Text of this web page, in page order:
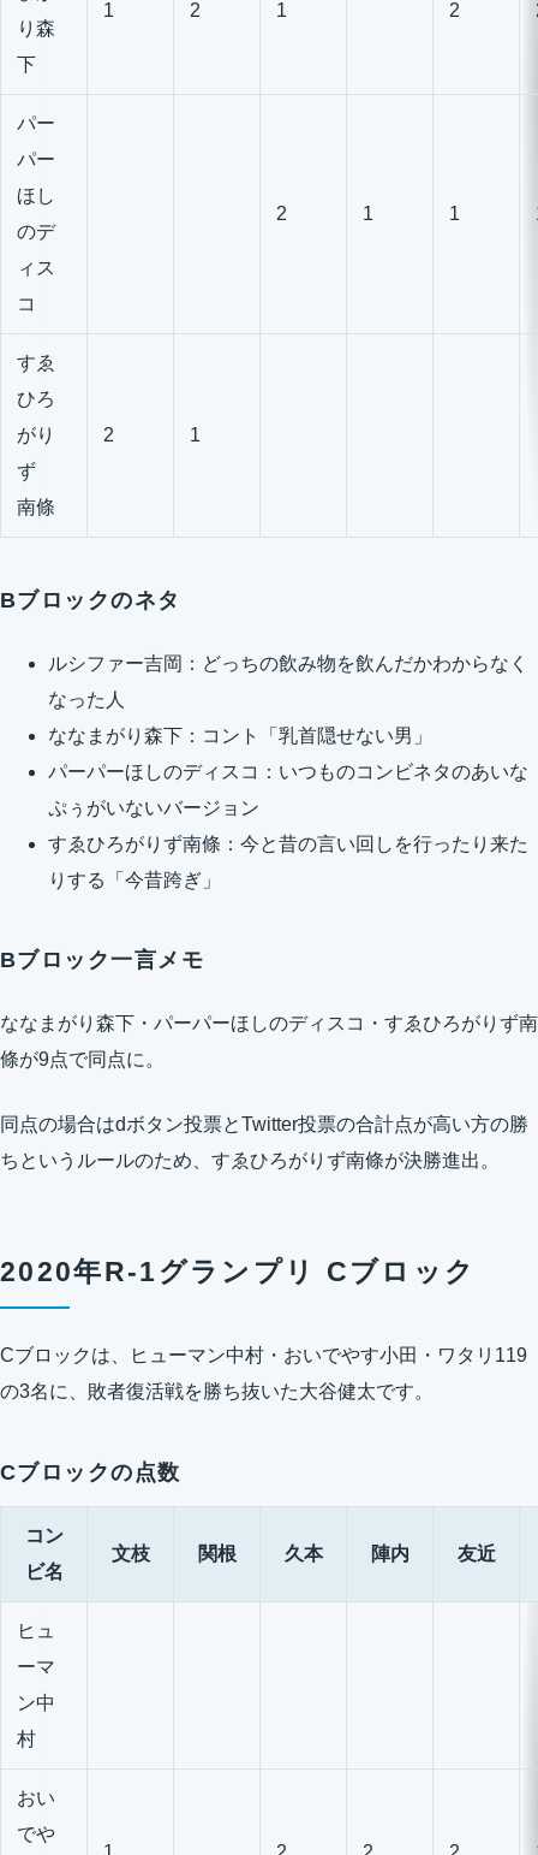
り森
下
1 2 1 2
パー
パー
ほし
のデ
ィス
コ
2 1 1
すゑ
ひろ
がり
ず
南條
2 1
Bブロックのネタ
ルシファー吉岡：どっちの飲み物を飲んだかわからなく
なった人
ななまがり森下：コント「乳首隠せない男」
パーパーほしのディスコ：いつものコンビネタのあいな
ぷぅがいないバージョン
すゑひろがりず南條：今と昔の言い回しを行ったり来た
りする「今昔跨ぎ」
Bブロック一言メモ
ななまがり森下・パーパーほしのディスコ・すゑひろがりず南
條が9点で同点に。
同点の場合はdボタン投票とTwitter投票の合計点が高い方の勝
ちというルールのため、すゑひろがりず南條が決勝進出。
2020年R-1グランプリ Cブロック
Cブロックは、ヒューマン中村・おいでやす小田・ワタリ119
の3名に、敗者復活戦を勝ち抜いた大谷健太です。
Cブロックの点数
コン
ビ名
文枝 関根 久本 陣内 友近
ヒュ
ーマ
ン中
村
おい
でや